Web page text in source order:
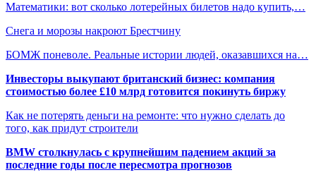
Математики: вот сколько лотерейных билетов надо купить,…
Снега и морозы накроют Брестчину
БОМЖ поневоле. Реальные истории людей, оказавшихся на…
Инвесторы выкупают британский бизнес: компания
стоимостью более £10 млрд готовится покинуть биржу
Как не потерять деньги на ремонте: что нужно сделать до
того, как придут строители
BMW столкнулась с крупнейшим падением акций за
последние годы после пересмотра прогнозов